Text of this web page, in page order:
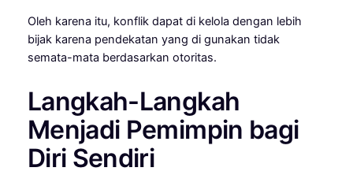
Oleh karena itu, konflik dapat di kelola dengan lebih
bijak karena pendekatan yang di gunakan tidak
semata-mata berdasarkan otoritas.
Langkah-Langkah
Menjadi Pemimpin bagi
Diri Sendiri